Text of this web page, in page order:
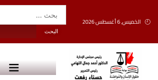
الخميس, 6 أغسطس 2026